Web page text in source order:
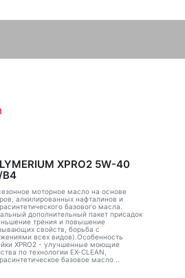
XPRO2 5W-40
моторное масло на основе
алкилированных нафталинов и
базового масла.
дополнительный пакет присадок
трения и повышение
свойств, борьба с
всех видов).Особенность
XPRO2 - улучшенные моющие
по технологии EX-CLEAN,
базовое масло ..